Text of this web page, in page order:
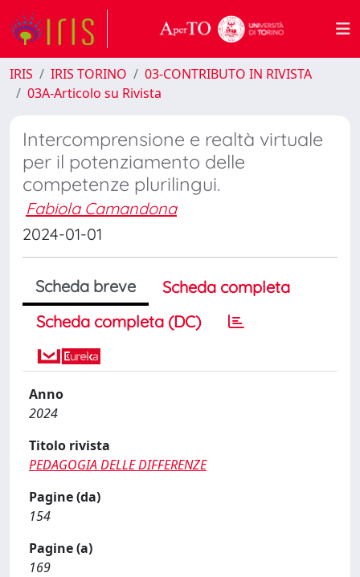
IRIS IRIS TORINO
03-CONTRIBUTO IN RIVISTA
03A-Articolo su Rivista
Intercomprensione e realtà virtuale
per il potenziamento delle
competenze plurilingui.
Fabiola Camandona
2024-01-01
Scheda breve
Scheda completa
Scheda completa (DC)
Anno
2024
Titolo rivista
PEDAGOGIA DELLE DIFFERENZE
Pagine (da)
154
Pagine (a)
169